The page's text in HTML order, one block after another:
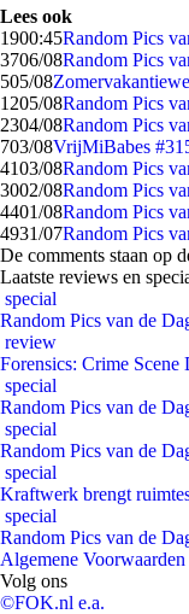
Lees ook
1900:45Random Pics
3706/08Random Pics
505/08
1205/08Random Pics
2304/08Random Pics
703/08VrijMiBabes
4103/08Random Pics
3002/08Random Pics
4401/08Random Pics
4931/07Random Pics
De comments staan op
Laatste reviews en
special
Random Pics van de
review
Forensics: Crime Scene
special
Random Pics van de
special
Random Pics van de
special
Kraftwerk brengt
special
Random Pics van de
Algemene Voorwaarden
Volg ons
©FOK.nl e.a.